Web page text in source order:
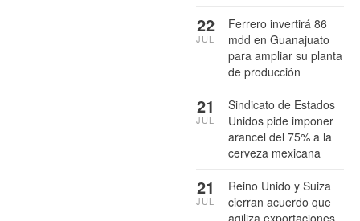
Ferrero invertirá 86
mdd en Guanajuato
para ampliar su planta
de producción
22
JUL
Sindicato de Estados
Unidos pide imponer
arancel del 75% a la
cerveza mexicana
21
JUL
Reino Unido y Suiza
cierran acuerdo que
21
JUL